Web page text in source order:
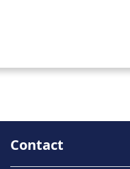
Contact